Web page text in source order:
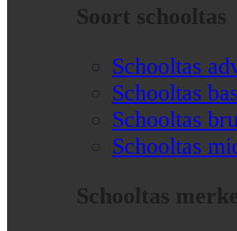
Soort schooltas
Schooltas
Schooltas
Schooltas
Schooltas
Schooltas